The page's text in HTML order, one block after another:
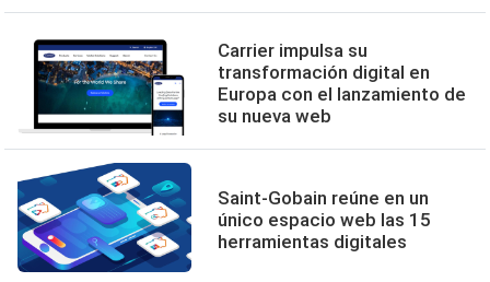
Carrier impulsa su
transformación digital en
Europa con el lanzamiento de
su nueva web
Saint-Gobain reúne en un
único espacio web las 15
herramientas digitales